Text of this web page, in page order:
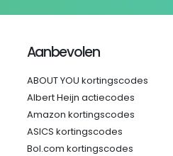
Aanbevolen
ABOUT YOU kortingscodes
Albert Heijn actiecodes
Amazon kortingscodes
ASICS kortingscodes
Bol.com kortingscodes